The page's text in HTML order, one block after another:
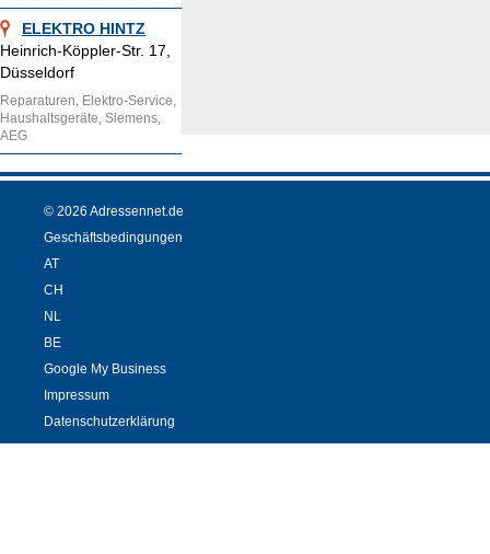
ELEKTRO HINTZ
Heinrich-Köppler-Str. 17,
Düsseldorf
Reparaturen, Elektro-Service,
Haushaltsgeräte, Siemens,
AEG
© 2026 Adressennet.de
Geschäftsbedingungen
AT
CH
NL
BE
Google My Business
Impressum
Datenschutzerklärung